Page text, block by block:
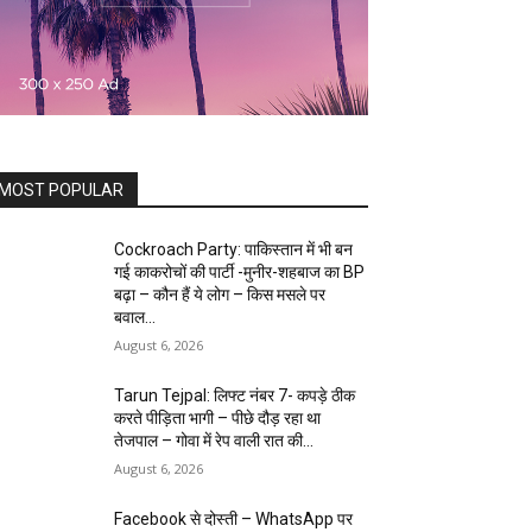
POPULAR
Cockroach Party: पाकिस्तान में भी बन
गई काकरोचों की पार्टी -मुनीर-शहबाज का BP
बढ़ा – कौन हैं ये लोग – किस मसले पर
बवाल...
August 6, 2026
Tarun Tejpal: लिफ्ट नंबर 7- कपड़े ठीक
करते पीड़िता भागी – पीछे दौड़ रहा था
तेजपाल – गोवा में रेप वाली रात की...
August 6, 2026
Facebook से दोस्ती – WhatsApp पर